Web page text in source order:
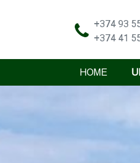
+374 93
+374 41
HOME